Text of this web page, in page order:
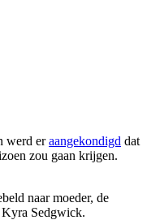
werd eraangekondigd dat
zou gaan krijgen.
naar moeder, de
Kyra Sedgwick.